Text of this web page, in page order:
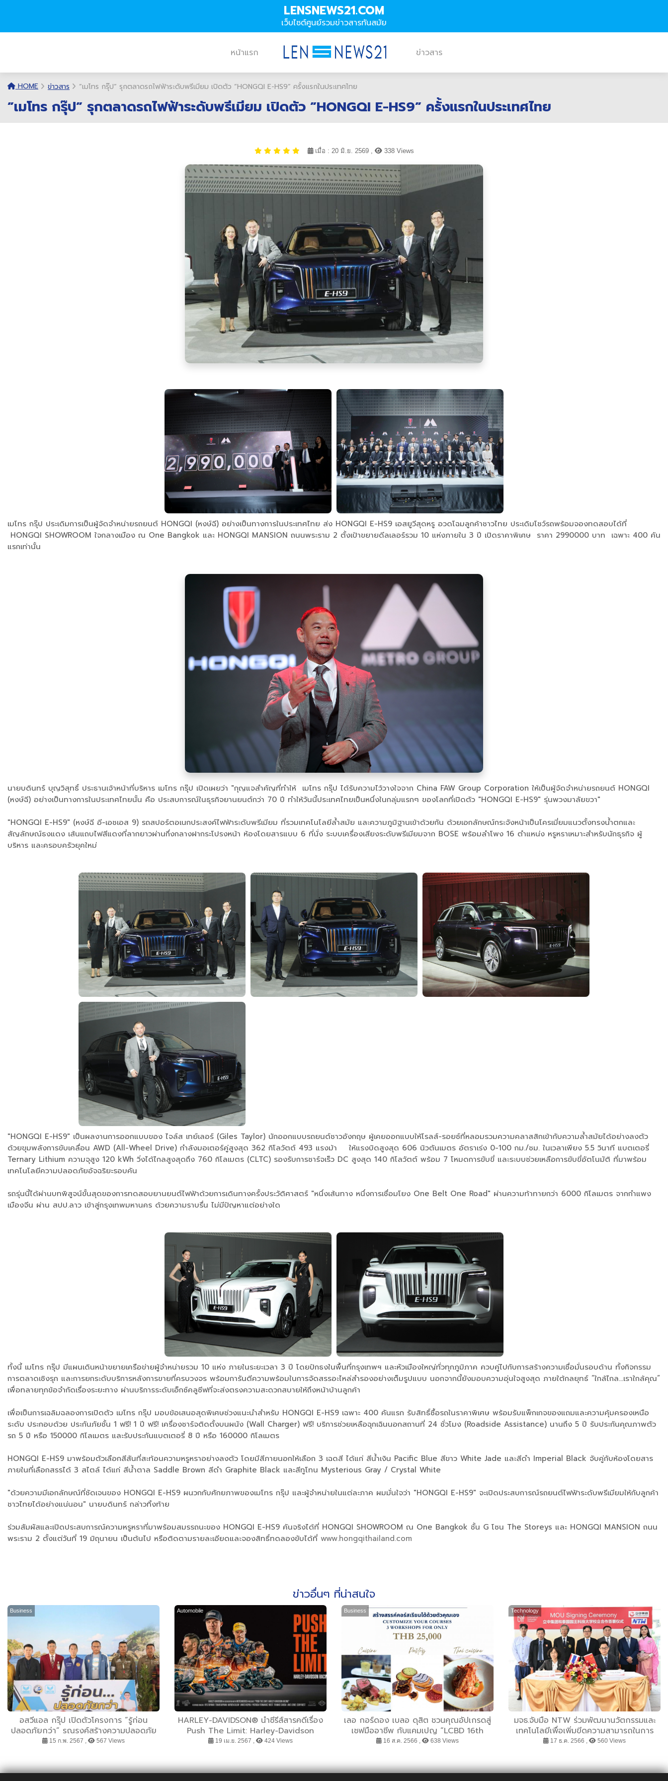
LENSNEWS21.COM
เว็บไซต์ศูนย์รวมข่าวสารทันสมัย
หน้าแรก ข่าวสาร
HOME ข่าวสาร ”เมโทร กรุ๊ป” รุกตลาดรถไฟฟ้าระดับพรีเมียม เปิดตัว ”HONGQI E-HS9” ครั้งแรกในประเทศไทย
”เมโทร กรุ๊ป” รุกตลาดรถไฟฟ้าระดับพรีเมียม เปิดตัว ”HONGQI E-HS9” ครั้งแรกในประเทศไทย
เมื่อ : 20 มิ.ย. 2569 , 338 Views
เมโทร กรุ๊ป ประเดิมการเป็นผู้จัดจำหน่ายรถยนต์ HONGQI (หงษ์ฉี) อย่างเป็นทางการในประเทศไทย ส่ง HONGQI E-HS9 เอสยูวีสุดหรู อวดโฉมลูกค้าชาวไทย ประเดิมโชว์รถพร้อมจองทดสอบได้ที่
HONGQI SHOWROOM ใจกลางเมือง ณ One Bangkok และ HONGQI MANSION ถนนพระราม 2 ตั้งเป้าขยายดีลเลอร์รวม 10 แห่งภายใน 3 ปี เปิดราคาพิเศษ
ราคา 2990000 บาท เฉพาะ 400 คัน
แรกเท่านั้น
นายบดินทร์ บุญวิสุทธิ์ ประธานเจ้าหน้าที่บริหาร เมโทร กรุ๊ป เปิดเผยว่า "กุญแจสำคัญที่ทำให้ เมโทร กรุ๊ป ได้รับความไว้วางใจจาก China FAW Group Corporation ให้เป็นผู้จัดจำหน่ายรถยนต์ HONGQI
(หงษ์ฉี) อย่างเป็นทางการในประเทศไทยนั้น คือ ประสบการณ์ในธุรกิจยานยนต์กว่า 70 ปี ทำให้วันนี้ประเทศไทยเป็นหนึ่งในกลุ่มแรกๆ ของโลกที่เปิดตัว "HONGQI E-HS9" รุ่นพวงมาลัยขวา"
"HONGQI E-HS9" (หงษ์ฉี อี-เอชเอส 9) รถสปอร์ตอเนกประสงค์ไฟฟ้าระดับพรีเมียม ที่รวมเทคโนโลยีล้ำสมัย และความภูมิฐานเข้าด้วยกัน ด้วยเอกลักษณ์กระจังหน้าเป็นโครเมี่ยมแนวตั้งทรงน้ำตกและ
สัญลักษณ์ธงแดง เส้นแถบไฟสีแดงที่ลากยาวผ่านกึ่งกลางฝากระโปรงหน้า ห้องโดยสารแบบ 6 ที่นั่ง ระบบเครื่องเสียงระดับพรีเมียมจาก BOSE พร้อมลำโพง 16 ตำแหน่ง หรูหราเหมาะสำหรับนักธุรกิจ ผู้
บริหาร และครอบครัวยุคใหม่
"HONGQI E-HS9" เป็นผลงานการออกแบบของ ไจล์ส เทย์เลอร์ (Giles Taylor) นักออกแบบรถยนต์ชาวอังกฤษ ผู้เคยออกแบบให้โรลส์-รอยซ์ที่หลอมรวมความคลาสสิกเข้ากับความล้ำสมัยได้อย่างลงตัว
ด้วยขุมพลังการขับเคลื่อน AWD (All-Wheel Drive) กำลังมอเตอร์คู่สูงสุด 362 กิโลวัตต์ 493 แรงม้า ให้แรงบิดสูงสุด 606 นิวตันเมตร อัตราเร่ง 0-100 กม./ชม. ในเวลาเพียง 5.5 วินาที แบตเตอรี่
Ternary Lithium ความจุสูง 120 kWh วิ่งได้ไกลสูงสุดถึง 760 กิโลเมตร (CLTC) รองรับการชาร์จเร็ว DC สูงสุด 140 กิโลวัตต์ พร้อม 7 โหมดการขับขี่ และระบบช่วยเหลือการขับขี่อัตโนมัติ ที่มาพร้อม
เทคโนโลยีความปลอดภัยอัจฉริยะรอบคัน
รถรุ่นนี้ได้ผ่านบทพิสูจน์ขั้นสุดของการทดสอบยานยนต์ไฟฟ้าด้วยการเดินทางครั้งประวัติศาสตร์ "หนึ่งเส้นทาง หนึ่งการเชื่อมโยง One Belt One Road" ผ่านความท้าทายกว่า 6000 กิโลเมตร จากกำแพง
เมืองจีน ผ่าน สปป.ลาว เข้าสู่กรุงเทพมหานคร ด้วยความราบรื่น ไม่มีปัญหาแต่อย่างใด
ทั้งนี้ เมโทร กรุ๊ป มีแผนเดินหน้าขยายเครือข่ายผู้จำหน่ายรวม 10 แห่ง ภายในระยะเวลา 3 ปี โดยปักธงในพื้นที่กรุงเทพฯ และหัวเมืองใหญ่ทั่วทุกภูมิภาค ควบคู่ไปกับการสร้างความเชื่อมั่นรอบด้าน ทั้งกิจกรรม
การตลาดเชิงรุก และการยกระดับบริการหลังการขายที่ครบวงจร พร้อมการันตีความพร้อมในการจัดสรรอะไหล่สำรองอย่างเต็มรูปแบบ นอกจากนี้ยังมอบความอุ่นใจสูงสุด ภายใต้กลยุทธ์ “ใกล้ไกล...เราใกล้คุณ”
เพื่อทลายทุกข้อจำกัดเรื่องระยะทาง ผ่านบริการระดับเอ็กซ์คลูซีฟที่จะส่งตรงความสะดวกสบายให้ถึงหน้าบ้านลูกค้า
เพื่อเป็นการเฉลิมฉลองการเปิดตัว เมโทร กรุ๊ป มอบข้อเสนอสุดพิเศษช่วงแนะนำสำหรับ HONGQI E-HS9 เฉพาะ 400 คันแรก รับสิทธิ์ซื้อรถในราคาพิเศษ พร้อมรับแพ็กเกจของแถมและความคุ้มครองเหนือ
ระดับ ประกอบด้วย ประกันภัยชั้น 1 ฟรี! 1 ปี ฟรี! เครื่องชาร์จติดตั้งบนผนัง (Wall Charger) ฟรี! บริการช่วยเหลือฉุกเฉินนอกสถานที่ 24 ชั่วโมง (Roadside Assistance) นานถึง 5 ปี รับประกันคุณภาพตัว
รถ 5 ปี หรือ 150000 กิโลเมตร และรับประกันแบตเตอรี่ 8 ปี หรือ 160000 กิโลเมตร
HONGQI E-HS9 มาพร้อมตัวเลือกสีสันที่สะท้อนความหรูหราอย่างลงตัว โดยมีสีภายนอกให้เลือก 3 เฉดสี ได้แก่ สีน้ำเงิน Pacific Blue สีขาว White Jade และสีดำ Imperial Black จับคู่กับห้องโดยสาร
ภายในที่เลือกสรรได้ 3 สไตล์ ได้แก่ สีน้ำตาล Saddle Brown สีดำ Graphite Black และสีทูโทน Mysterious Gray / Crystal White
"ด้วยความมีเอกลักษณ์ที่ชัดเจนของ HONGQI E-HS9 ผนวกกับศักยภาพของเมโทร กรุ๊ป และผู้จำหน่ายในแต่ละภาค ผมมั่นใจว่า "HONGQI E-HS9" จะเปิดประสบการณ์รถยนต์ไฟฟ้าระดับพรีเมียมให้กับลูกค้า
ชาวไทยได้อย่างแน่นอน" นายบดินทร์ กล่าวทิ้งท้าย
ร่วมสัมผัสและเปิดประสบการณ์ความหรูหราที่มาพร้อมสมรรถนะของ HONGQI E-HS9 คันจริงได้ที่ HONGQI SHOWROOM ณ One Bangkok ชั้น G โซน The Storeys และ HONGQI MANSION ถนน
พระราม 2 ตั้งแต่วันที่ 19 มิถุนายน เป็นต้นไป หรือติดตามรายละเอียดและจองสิทธิ์ทดลองขับได้ที่ www.hongqithailand.com
ข่าวอื่นๆ ที่น่าสนใจ
Business
อสวีแอล กรุ๊ป เปิดตัวโครงการ “รู้ก่อน
ปลอดภัยกว่า” รณรงค์สร้างความปลอดภัย
บนท้องถนนให้ชุมชน
15 ก.พ. 2567 , 567 Views
Automobile
HARLEY-DAVIDSON® นำซีรีส์สารคดีเรื่อง
Push The Limit: Harley-Davidson
Racing กลับมาฉายต่อใน ซีซั่น 2 บน
19 เม.ย. 2567 , 424 Views
Business
เลอ กอร์ดอง เบลอ ดุสิต ชวนคุณอัปเกรดสู่
เชฟมืออาชีพ กับแคมเปญ “LCBD 16th
ANNIVERSARY” มอบส่วนลดพิเศษคอร์ส
16 ส.ค. 2566 , 638 Views
Technology
มจธ.จับมือ NTW ร่วมพัฒนานวัตกรรมและ
เทคโนโลยีเพื่อเพิ่มขีดความสามารถในการ
แข่งขัน
17 ธ.ค. 2566 , 560 Views